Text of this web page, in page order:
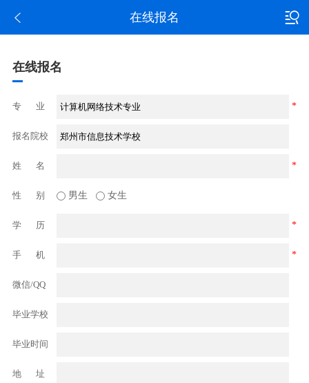
在线报名
在线报名
专 业 *
报名院校
姓 名 *
性 别 男生 女生
学 历 *
手 机 *
微信/QQ
毕业学校
毕业时间
地 址